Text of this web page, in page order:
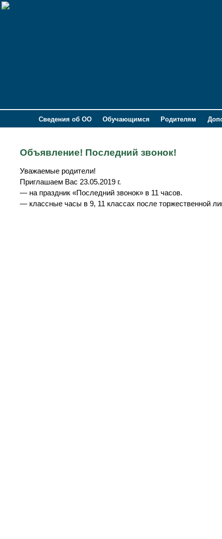
Сведения об ОО Обучающимся Родителям
Объявление! Последний звонок!
Уважаемые родители!
Приглашаем Вас 23.05.2019 г.
— на праздник «Последний звонок» в 11 часов.
— классные часы в 9, 11 классах после торжественной